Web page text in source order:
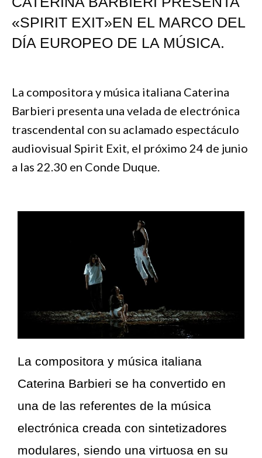
«SPIRIT EXIT»EN EL MARCO DEL
DÍA EUROPEO DE LA MÚSICA.
La compositora y música italiana Caterina
Barbieri presenta una velada de electrónica
trascendental con su aclamado espectáculo
audiovisual Spirit Exit, el próximo 24 de junio
a las 22.30 en Conde Duque.
La compositora y música italiana
Caterina Barbieri se ha convertido en
una de las referentes de la música
electrónica creada con sintetizadores
modulares, siendo una virtuosa en su